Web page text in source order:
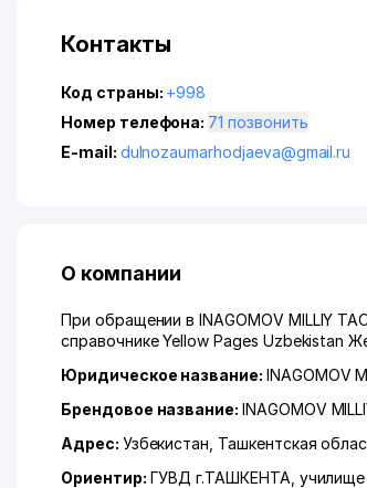
Контакты
Код страны: +998
Номер телефона:
71 позвонить
E-mail: dulnozaumarhodjaeva@gmail.ru
О компании
При обращении в INAGOMOV MILLIY
справочнике Yellow Pages Uzbekistan
Юридическое название: INAGOMOV
Брендовое название: INAGOMOV
Адрес: Узбекистан, Ташкентская
Ориентир: ГУВД г.ТАШКЕНТА,